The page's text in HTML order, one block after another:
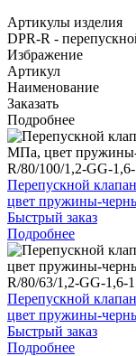
Артикулы изделия
DPR-R -
Избражение
Артикул
Наименование
Заказать
Подробнее
R/80/100/1,2-GG-
Перепускной
цвет пружины-
Быстрый заказ
Подробнее
R/80/63/1,2-GG-1,6-
Перепускной
цвет пружины-
Быстрый заказ
Подробнее